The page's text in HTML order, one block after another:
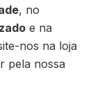
, no
e na
nos na loja
pela nossa